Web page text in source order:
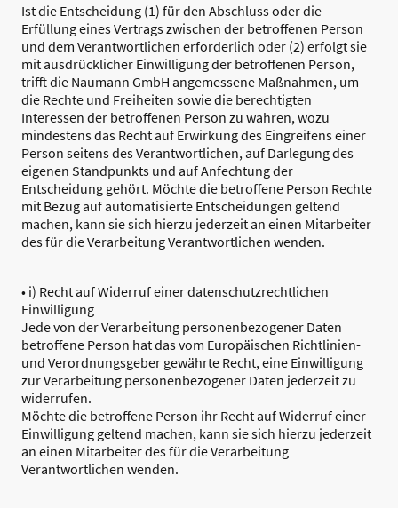
Ist die Entscheidung (1) für den Abschluss oder die
Erfüllung eines Vertrags zwischen der betroffenen Person
und dem Verantwortlichen erforderlich oder (2) erfolgt sie
mit ausdrücklicher Einwilligung der betroffenen Person,
trifft die Naumann GmbH angemessene Maßnahmen, um
die Rechte und Freiheiten sowie die berechtigten
Interessen der betroffenen Person zu wahren, wozu
mindestens das Recht auf Erwirkung des Eingreifens einer
Person seitens des Verantwortlichen, auf Darlegung des
eigenen Standpunkts und auf Anfechtung der
Entscheidung gehört. Möchte die betroffene Person Rechte
mit Bezug auf automatisierte Entscheidungen geltend
machen, kann sie sich hierzu jederzeit an einen Mitarbeiter
des für die Verarbeitung Verantwortlichen wenden.
• i) Recht auf Widerruf einer datenschutzrechtlichen
Einwilligung
Jede von der Verarbeitung personenbezogener Daten
betroffene Person hat das vom Europäischen Richtlinien-
und Verordnungsgeber gewährte Recht, eine Einwilligung
zur Verarbeitung personenbezogener Daten jederzeit zu
widerrufen.
Möchte die betroffene Person ihr Recht auf Widerruf einer
Einwilligung geltend machen, kann sie sich hierzu jederzeit
an einen Mitarbeiter des für die Verarbeitung
Verantwortlichen wenden.